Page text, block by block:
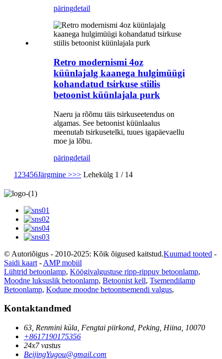
päringdetail
Retro modernismi 4oz
küünlajalg kaanega hulgimüügi
kohandatud tsirkuse stiilis
betoonist küünlajala purk
Naeru ja rõõmu täis tsirkuseetendus on
algamas. See betoonist küünlaalus
meenutab tsirkusetelki, tuues igapäevaellu
moe ja lõbu.
päringdetail
1 23456Järgmine >>> Lehekülg 1 / 14
© Autoriõigus - 2010-2025: Kõik õigused kaitstud.Kuumad tooted -
Saidi kaart - AMP mobiil
Lühtrid betoonlamp, Köögivalgustuse ripp-rippuv betoonlamp,
Moodne luksuslik betoonlamp, Betoonist kell, Tsemendilamp
Betoonlamp, Kodune moodne betoontsemendi valgus,
Kontaktandmed
63, Renmini küla, Fengtai piirkond, Peking, Hiina, 10070
+8617190175356
24x7 vastus
BeijingYugou@gmail.com